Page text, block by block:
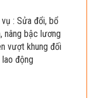
: Sửa đổi, bổ
nâng bậc lương
vượt khung đối
động